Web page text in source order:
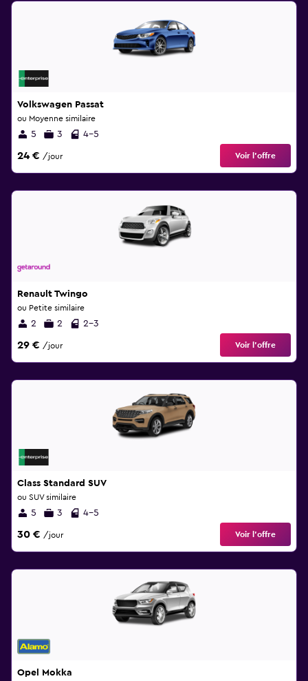
Volkswagen Passat
ou Moyenne similaire
5 3 4-5
24 € /jour Voir l’offre
Renault Twingo
ou Petite similaire
2 2 2-3
29 € /jour Voir l’offre
Class Standard SUV
ou SUV similaire
5 3 4-5
30 € /jour Voir l’offre
Opel Mokka